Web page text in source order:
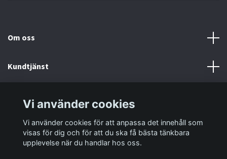
Om oss
Kundtjänst
Sociala medier
Vi använder cookies
Vi använder cookies för att anpassa det innehåll som
visas för dig och för att du ska få bästa tänkbara
upplevelse när du handlar hos oss.